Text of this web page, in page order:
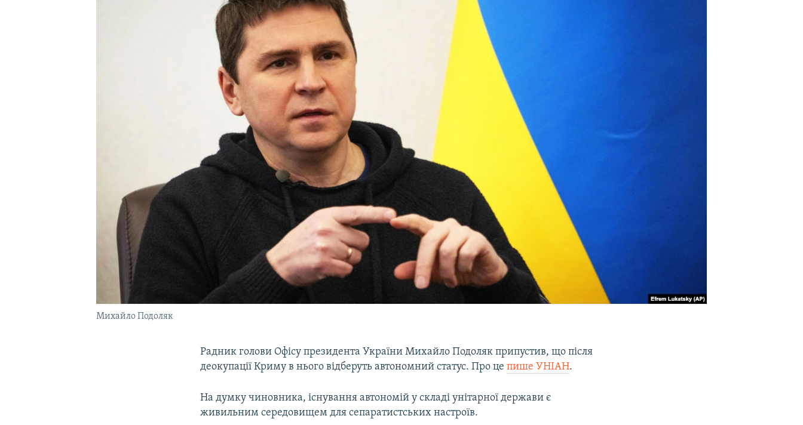
Михайло Подоляк
Радник голови Офісу президента України Михайло Подоляк припустив, що після
деокупації Криму в нього відберуть автономний статус. Про цепише УНІАН.
На думку чиновника, існування автономій у складі унітарної держави є
живильним середовищем для сепаратистських настроїв.